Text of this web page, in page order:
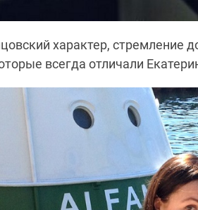
характер, стремление
всегда отличали